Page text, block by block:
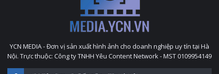
YCN MEDIA - Đơn vị sản xuất hình ảnh cho doanh nghiệp uy tín tại Hà
Nội. Trực thuộc: Công ty TNHH Yêu Content Network - MST 0109954149